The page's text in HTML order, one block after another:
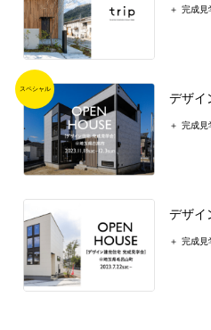
完成見
デザイ
完成見
デザイ
完成見